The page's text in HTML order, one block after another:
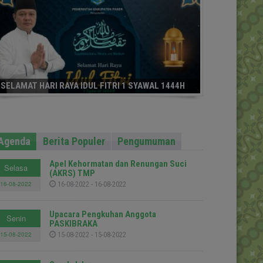
SELAMAT HARI RAYA IDUL FITRI 1 SYAWAL 1444H
Berita Populer Pengumuman
Selasa
16-08-2022
Apel Kehormatan dan Renungan Suci
(AKRS) TMP
16-08-2022 - 16-08-2022
Senin
15-08-2022
Upacara Pengkuhan Anggota
PASKIBRAKA
15-08-2022 - 15-08-2022